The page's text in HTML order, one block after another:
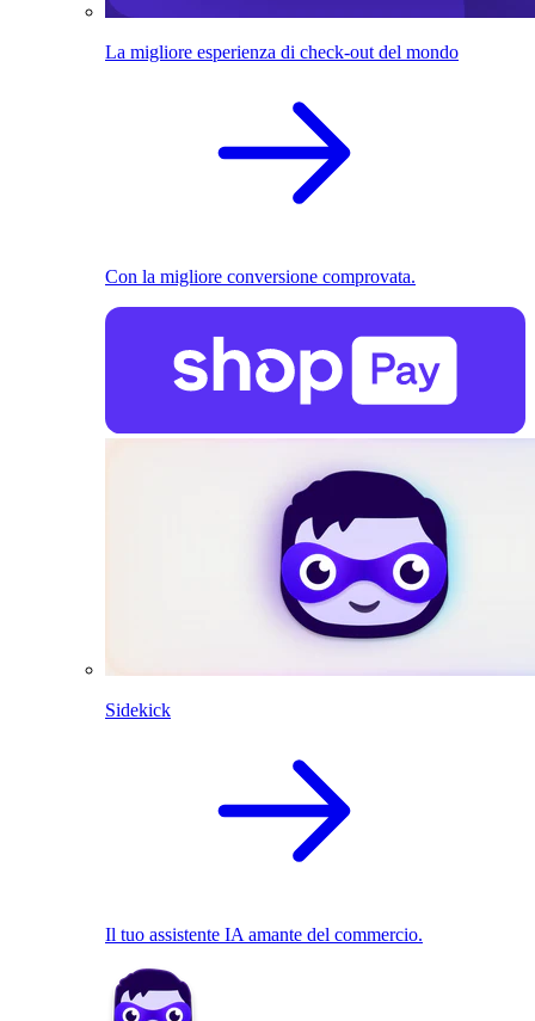
La migliore esperienza di check-out del mondo
Con la migliore conversione comprovata.
Sidekick
Il tuo assistente IA amante del commercio.